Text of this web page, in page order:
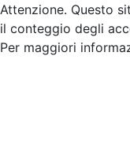
Attenzione. Questo
il conteggio degli
Per maggiori